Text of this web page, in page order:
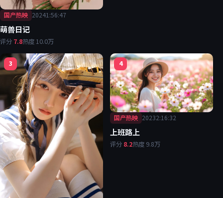
国产热映 20241:56:47
萌兽日记
评分 7.8热度 10.0万
3 4
国产热映 20232:16:32
上班路上
评分 8.2热度 9.8万